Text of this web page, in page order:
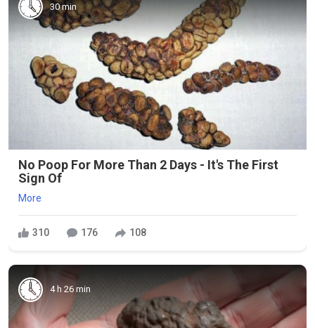
30 min
No Poop For More Than 2 Days - It's The First
Sign Of
More
310 176 108
4 h 26 min